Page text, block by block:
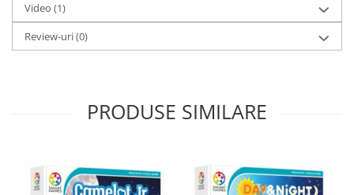
Video (1)
Review-uri(0)
PRODUSE SIMILARE